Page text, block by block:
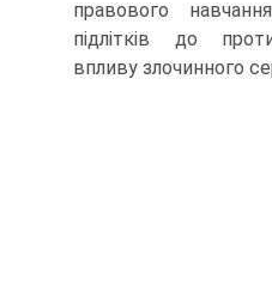
правового
підлітків до
впливу злочинного